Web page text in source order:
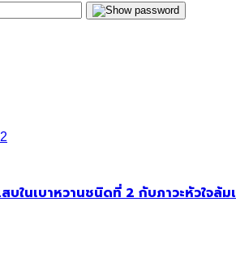
บในเบาหวานชนิดที่ 2 กับภาวะหัวใจล้ม